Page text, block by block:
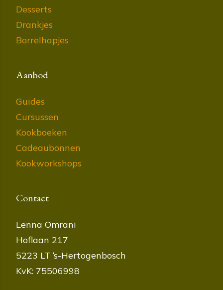
Desserts
Drankjes
Borrelhapjes
Aanbod
Guides
Cursussen
Kookboeken
Cadeaubonnen
Kookworkshops
Contact
Lenna Omrani
Hoflaan 217
5223 LT ‘s-Hertogenbosch
KvK: 75506998